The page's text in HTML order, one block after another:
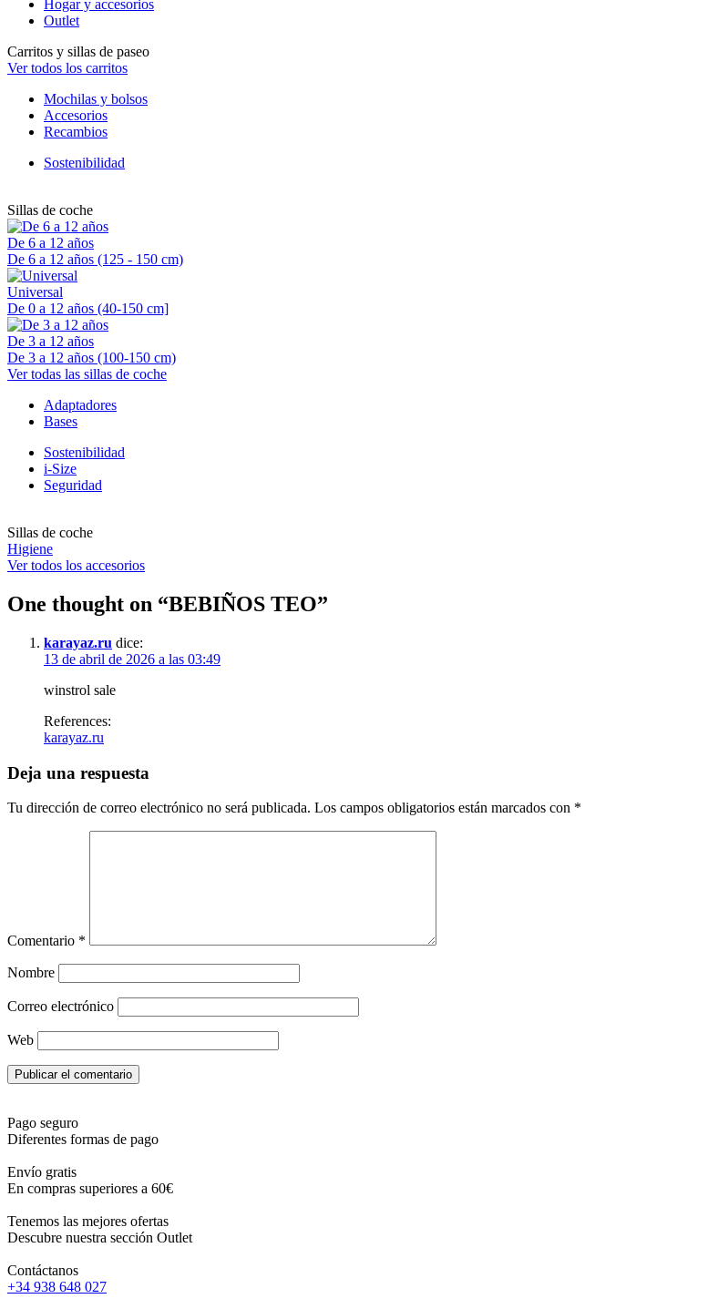
Hogar y accesorios
Outlet
Carritos y sillas de paseo
Ver todos los carritos
Mochilas y bolsos
Accesorios
Recambios
Sostenibilidad
Sillas de coche
De 6 a 12 años
De 6 a 12 años (125 - 150 cm)
Universal
De 0 a 12 años (40-150 cm]
De 3 a 12 años
De 3 a 12 años (100-150 cm)
Ver todas las sillas de coche
Adaptadores
Bases
Sostenibilidad
i-Size
Seguridad
Sillas de coche
Higiene
Ver todos los accesorios
One thought on “BEBIÑOS TEO”
karayaz.ru dice:
13 de abril de 2026 a las 03:49
winstrol sale
References:
karayaz.ru
Deja una respuesta
Tu dirección de correo electrónico no será publicada. Los campos obligatorios están marcados con *
Comentario *
Nombre
Correo electrónico
Web
Pago seguro
Diferentes formas de pago
Envío gratis
En compras superiores a 60€
Tenemos las mejores ofertas
Descubre nuestra sección Outlet
Contáctanos
+34 938 648 027